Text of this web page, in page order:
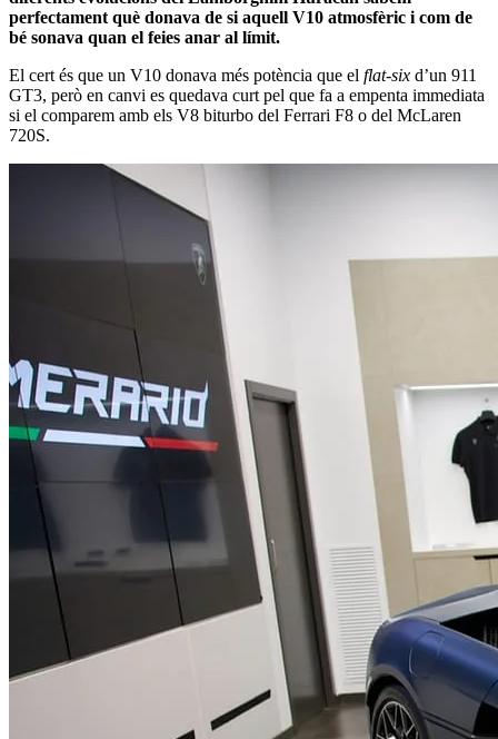
perfectament què donava de si aquell V10 atmosfèric i com de
bé sonava quan el feies anar al límit.
El cert és que un V10 donava més potència que el flat-six d’un 911
GT3, però en canvi es quedava curt pel que fa a empenta immediata
si el comparem amb els V8 biturbo del Ferrari F8 o del McLaren
720S.